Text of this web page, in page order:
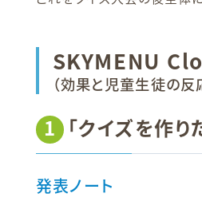
SKYMENU
（効果と児童生徒の反
1 「クイズを作り
発表ノート